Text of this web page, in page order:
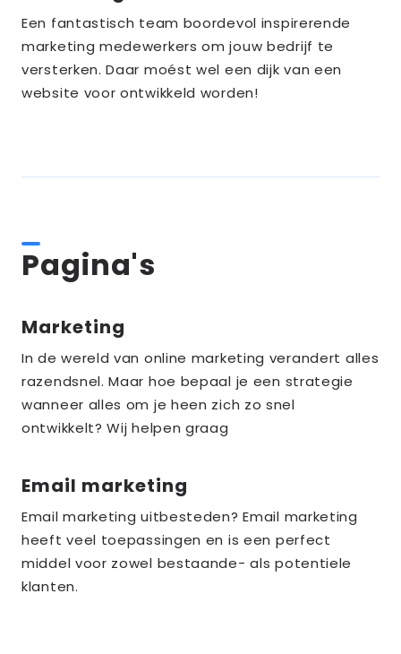
meer
over
the_title;
Een fantastisch team boordevol inspirerende
marketing medewerkers om jouw bedrijf te
versterken. Daar moést wel een dijk van een
website voor ontwikkeld worden!
Pagina's
Lees
meer
over
the_title;
Marketing
In de wereld van online marketing verandert alles
razendsnel. Maar hoe bepaal je een strategie
wanneer alles om je heen zich zo snel
ontwikkelt? Wij helpen graag
Lees
meer
over
the_title;
Email marketing
Email marketing uitbesteden? Email marketing
heeft veel toepassingen en is een perfect
middel voor zowel bestaande- als potentiele
klanten.